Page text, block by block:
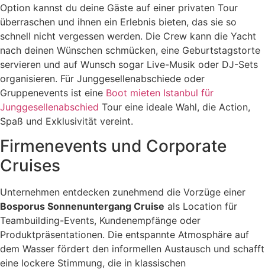
Option kannst du deine Gäste auf einer privaten Tour
überraschen und ihnen ein Erlebnis bieten, das sie so
schnell nicht vergessen werden. Die Crew kann die Yacht
nach deinen Wünschen schmücken, eine Geburtstagstorte
servieren und auf Wunsch sogar Live-Musik oder DJ-Sets
organisieren. Für Junggesellenabschiede oder
Gruppenevents ist eine Boot mieten Istanbul für
Junggesellenabschied Tour eine ideale Wahl, die Action,
Spaß und Exklusivität vereint.
Firmenevents und Corporate
Cruises
Unternehmen entdecken zunehmend die Vorzüge einer
Bosporus Sonnenuntergang Cruise als Location für
Teambuilding-Events, Kundenempfänge oder
Produktpräsentationen. Die entspannte Atmosphäre auf
dem Wasser fördert den informellen Austausch und schafft
eine lockere Stimmung, die in klassischen